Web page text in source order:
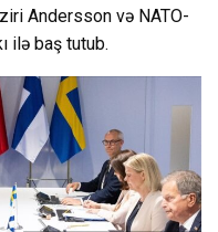
Andersson və NATO-
ilə baş tutub.